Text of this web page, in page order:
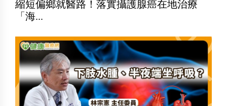
縮短偏鄉就醫路！落實攝護腺癌在地治療
「海...